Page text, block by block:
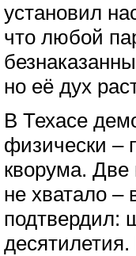
установил
что любой
но её дух
В Техасе
физически –
кворума. Две
не хватало –
подтвердил: